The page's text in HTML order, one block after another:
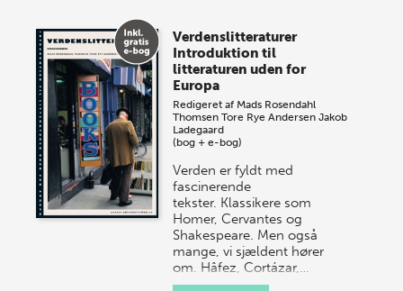
Verdenslitteraturer
Introduktion til
litteraturen uden for
Europa
Redigeret af Mads Rosendahl
Thomsen Tore Rye Andersen Jakob
Ladegaard
(bog + e-bog)
Verden er fyldt med
fascinerende
tekster. Klassikere som
Homer, Cervantes og
Shakespeare. Men også
mange, vi sjældent hører
om. Hâfez, Cortázar,…